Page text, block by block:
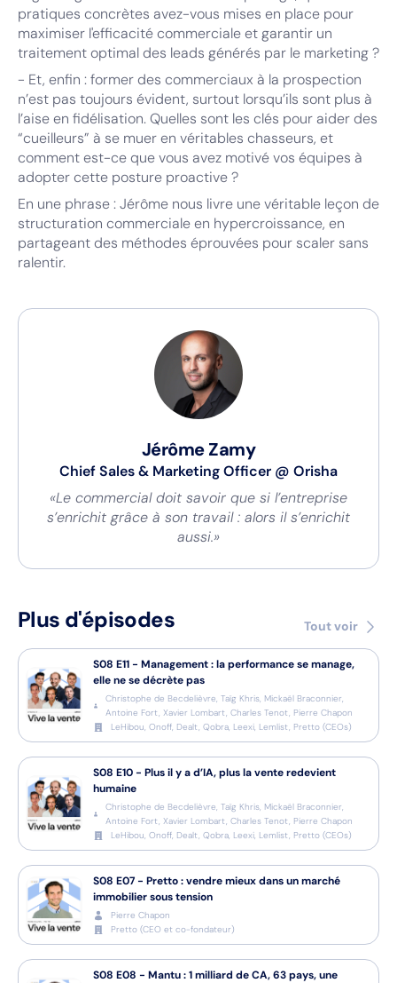
pratiques concrètes avez-vous mises en place pour
maximiser l'efficacité commerciale et garantir un
traitement optimal des leads générés par le marketing ?
- Et, enfin : former des commerciaux à la prospection
n’est pas toujours évident, surtout lorsqu’ils sont plus à
l’aise en fidélisation. Quelles sont les clés pour aider des
“cueilleurs” à se muer en véritables chasseurs, et
comment est-ce que vous avez motivé vos équipes à
adopter cette posture proactive ?
En une phrase : Jérôme nous livre une véritable leçon de
structuration commerciale en hypercroissance, en
partageant des méthodes éprouvées pour scaler sans
ralentir.
Jérôme Zamy
Chief Sales & Marketing Officer @ Orisha
«Le commercial doit savoir que si l’entreprise
s’enrichit grâce à son travail : alors il s’enrichit
aussi.»
Plus d'épisodes Tout voir
S08 E11 - Management : la performance se manage,
elle ne se décrète pas
Christophe de Becdelièvre, Taïg Khris, Mickaël Braconnier,
Antoine Fort, Xavier Lombart, Charles Tenot, Pierre Chapon
LeHibou, Onoff, Dealt, Qobra, Leexi, Lemlist, Pretto (CEOs)
S08 E10 - Plus il y a d’IA, plus la vente redevient
humaine
Christophe de Becdelièvre, Taïg Khris, Mickaël Braconnier,
Antoine Fort, Xavier Lombart, Charles Tenot, Pierre Chapon
LeHibou, Onoff, Dealt, Qobra, Leexi, Lemlist, Pretto (CEOs)
S08 E07 - Pretto : vendre mieux dans un marché
immobilier sous tension
Pierre Chapon
Pretto (CEO et co-fondateur)
S08 E08 - Mantu : 1 milliard de CA, 63 pays, une